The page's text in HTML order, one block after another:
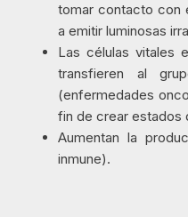
tomar contacto con
a emitir luminosas
Las células vitales
transfieren al
(enfermedades
fin de crear estados
Aumentan la
inmune).